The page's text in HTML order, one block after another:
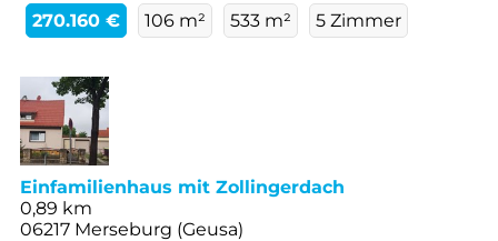
270.160 € 106 m² 533 m² 5 Zimmer
Einfamilienhaus mit Zollingerdach
0,89 km
06217 Merseburg (Geusa)